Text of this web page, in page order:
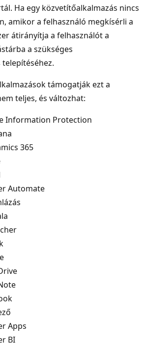
Ha egy közvetítőalkalmazás nincs
amikor a felhasználó megkísérli a
átirányítja a felhasználót a
a szükséges
támogatják ezt a
teljes, és változhat:
Information Protection
365
Automate
Apps
BI